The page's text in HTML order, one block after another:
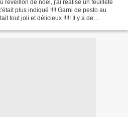
réveillon de noël, j'ai réalisé un feuilleté
plus indiqué !!!! Garni de pesto au
tout joli et délicieux !!!!! Il y a de